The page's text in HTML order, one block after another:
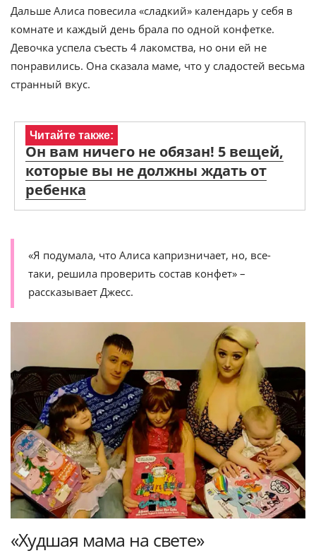
Дальше Алиса повесила «сладкий» календарь у себя в
комнате и каждый день брала по одной конфетке.
Девочка успела съесть 4 лакомства, но они ей не
понравились. Она сказала маме, что у сладостей весьма
странный вкус.
Читайте также:
Он вам ничего не обязан! 5 вещей,
которые вы не должны ждать от
ребенка
«Я подумала, что Алиса капризничает, но, все-
таки, решила проверить состав конфет» –
рассказывает Джесс.
«Худшая мама на свете»